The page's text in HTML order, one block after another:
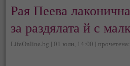
Рая Пеева
за раздялата й с
LifeOnline.bg | 01 юли, 14:00 |